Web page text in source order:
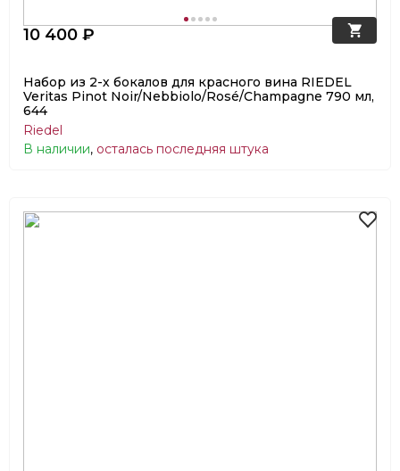
10 400 ₽
Набор из 2-х бокалов для красного вина RIEDEL
Veritas Pinot Noir/Nebbiolo/Rosé/Champagne 790 мл,
644
Riedel
В наличии, осталась последняя штука